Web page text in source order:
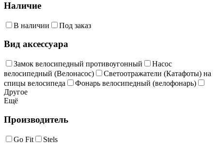
Наличие
В наличии Под заказ
Вид аксессуара
Замок велосипедный противоугонный
Насос
велосипедный (Велонасос)
Светоотражатели (Катафоты) на
спицы велосипеда
Фонарь велосипедный (велофонарь)
Другое
Ещё
Производитель
Go Fit Stels